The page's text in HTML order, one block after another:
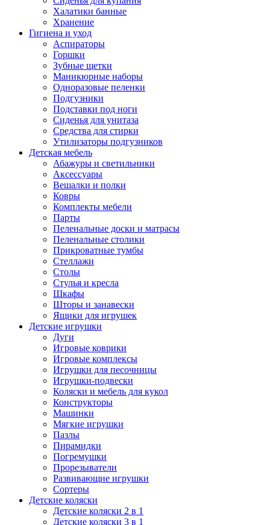
Халатики банные
Хранение
Гигиена и уход
Аспираторы
Горшки
Зубные щетки
Маникюрные наборы
Одноразовые пеленки
Подгузники
Подставки под ноги
Сиденья для унитаза
Средства для стирки
Утилизаторы подгузников
Детская мебель
Абажуры и светильники
Аксессуары
Вешалки и полки
Ковры
Комплекты мебели
Парты
Пеленальные доски и матрасы
Пеленальные столики
Прикроватные тумбы
Стеллажи
Столы
Стулья и кресла
Шкафы
Шторы и занавески
Ящики для игрушек
Детские игрушки
Дуги
Игровые коврики
Игровые комплексы
Игрушки для песочницы
Игрушки-подвески
Коляски и мебель для кукол
Конструкторы
Машинки
Мягкие игрушки
Пазлы
Пирамидки
Погремушки
Прорезыватели
Развивающие игрушки
Сортеры
Детские коляски
Детские коляски 2 в 1
Детские коляски 3 в 1